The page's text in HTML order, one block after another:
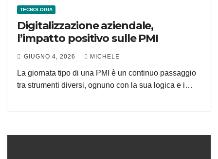
TECNOLOGIA
Digitalizzazione aziendale,
l’impatto positivo sulle PMI
GIUGNO 4, 2026 MICHELE
La giornata tipo di una PMI è un continuo passaggio
tra strumenti diversi, ognuno con la sua logica e i…